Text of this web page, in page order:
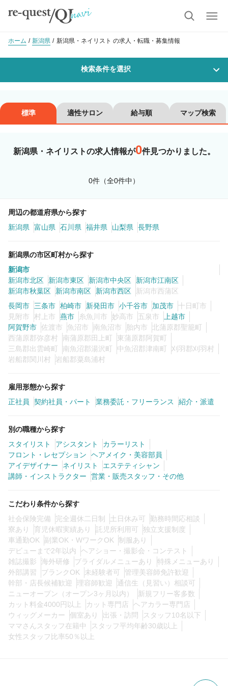
ホーム 新潟県 新潟県・ネイリスト の求人・転職・募集情報
検索条件を選択
沿線・駅を選択 市区町村を選択
美容師スタイリスト
カラーリスト フロント・レセプション
ヘアメイク・美容部員
講師・インストラクター 営業・販売スタッフ・その他
雇用形態
正社員 契約社員・パート
詳細条件
詳細条件を変更
この条件の求人数 0
標準 適性サロン 給与順 マップ検索
新潟県・ネイリストの求人情報が0件見つかりました。
0件（全0件中）
周辺の都道府県から探す
新潟県
富山県 石川県 福井県 山梨県 長野県
新潟県の市区町村から探す
新潟市
新潟市北区
新潟市東区 新潟市中央区
新潟市江南区
新潟市秋葉区
新潟市南区 新潟市西区
新潟市西蒲区
長岡市
三条市 柏崎市 新発田市 小千谷市 加茂市
十日町市
見附市
村上市 燕市 糸魚川市 妙高市 五泉市
上越市
阿賀野市
佐渡市 魚沼市 南魚沼市 胎内市
北蒲原郡聖籠町
西蒲原郡弥彦村
南蒲原郡田上町
東蒲原郡阿賀町
三島郡出雲崎町
南魚沼郡湯沢町 中魚沼郡津南町
刈羽郡刈羽村
岩船郡関川村
岩船郡粟島浦村
雇用形態から探す
正社員
契約社員・パート 業務委託・フリーランス 紹介・派遣
別の職種から探す
スタイリスト
アシスタント
カラーリスト
フロント・レセプション
ヘアメイク・美容部員
アイデザイナー
ネイリスト
エステティシャン
講師・インストラクター
営業・販売スタッフ・その他
こだわり条件から探す
社会保険完備
完全週休二日制 土日休み可
勤務時間応相談
寮あり
育児休暇実績あり 託児所利用可
独立支援制度
車通勤OK
副業OK・WワークOK
制服あり
デビューまで2年以内
ヘアショー・撮影会・コンテスト
雑誌撮影
海外研修 ブライダルメニューあり
特殊メニューあり
外部講習
ブランクOK 未経験者可
管理美容師免許歓迎
幹部・店長候補歓迎
理容師歓迎
通信生（見習い）相談可
ニューオープン（オープン3ヶ月以内）
新規フリー客多数
カット料金4000円以上
カット専門店
ヘアカラー専門店
ウィッグメーカー
個室あり 出張・訪問
スタッフ10名以下
ママさんスタッフ在籍中
スタッフ平均年齢30歳以上
女性スタッフ比率50％以上